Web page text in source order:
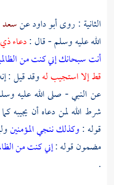
الثانية : روىأبو داودعن
الله عليه وسلم - قال :دعاء
أنت سبحانك إني كنت من
قط إلا استجيب لهوقد قيل :
عن النبي - صلى الله عليه
شرط الله لمن دعاه أن يجيبه
قوله :وكذلك ننجي المؤمنين
مضمون قوله :إني كنت من
.